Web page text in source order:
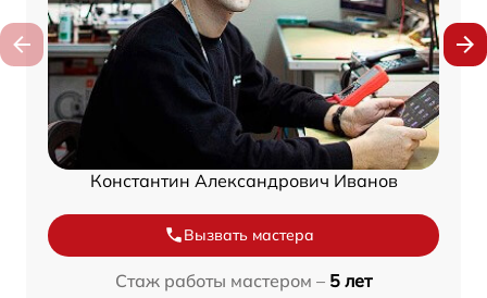
Константин Александрович Иванов
Вызвать мастера
Стаж работы мастером – 5 лет